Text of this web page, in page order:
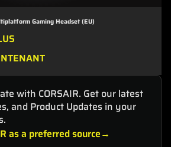
Gaming Headset (EU)
with CORSAIR. Get our latest
and Product Updates in your
as a preferred source